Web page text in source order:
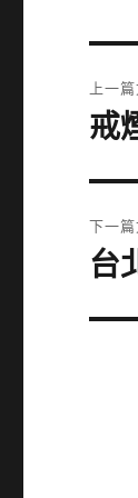
章
上一
上
篇
文
章:
戒
下一
下
篇
台